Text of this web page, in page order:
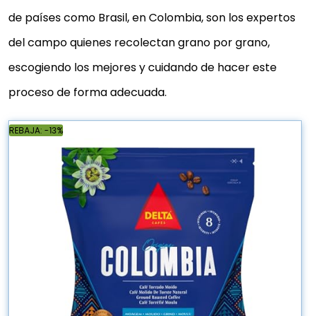
de países como Brasil, en Colombia, son los expertos
del campo quienes recolectan grano por grano,
escogiendo los mejores y cuidando de hacer este
proceso de forma adecuada.
REBAJA: -13%